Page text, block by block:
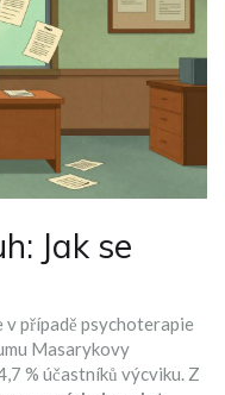
Jak se
v případě psychoterapie
Masarykovy
% účastníků výcviku. Z